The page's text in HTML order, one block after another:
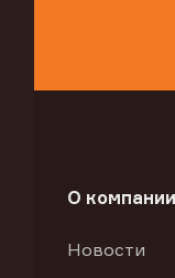
О компании
Новости